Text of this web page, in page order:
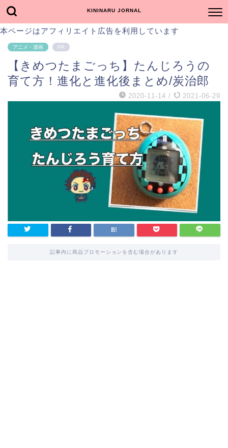
KININARU JORNAL
本ページはアフィリエイト広告を利用しています
アニメ・漫画 PR
【きめつたまごっち】たんじろうの
育て方！進化と進化後まとめ/炭治郎
2020-11-14 / 2021-06-29
記事内に商品プロモーションを含む場合があります